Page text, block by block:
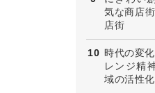
気な商店
店街
時代の変
レンジ精
域の活性